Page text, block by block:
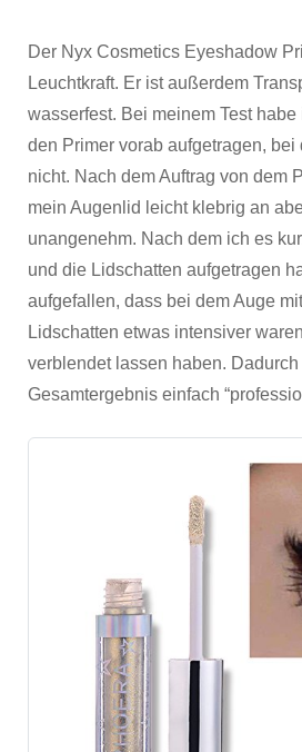
Der Nyx Cosmetics Eyeshadow
Leuchtkraft. Er ist außerdem
wasserfest. Bei meinem Test
den Primer vorab aufgetragen, bei
nicht. Nach dem Auftrag von dem
mein Augenlid leicht klebrig an
unangenehm. Nach dem ich es
und die Lidschatten aufgetragen
aufgefallen, dass bei dem Auge
Lidschatten etwas intensiver
verblendet lassen haben.
Gesamtergebnis einfach